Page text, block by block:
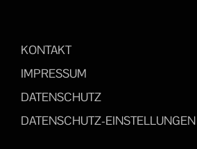
KONTAKT
IMPRESSUM
DATENSCHUTZ
DATENSCHUTZ-EINSTELLUNGEN